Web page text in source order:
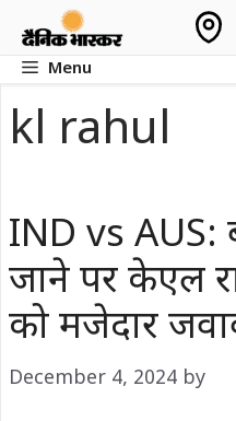
contentMenu
kl rahul
IND vs AUS:
जाने पर केएल
को मजेदार
December 4, 2024 by